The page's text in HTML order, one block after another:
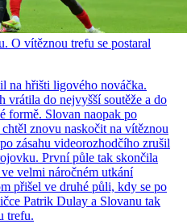
O vítěznou trefu se postaral
na hřišti ligového nováčka.
vrátila do nejvyšší soutěže a do
formě. Slovan naopak po
znovu naskočit na vítěznou
zásahu videorozhodčího zrušil
První půle tak skončila
velmi náročném utkání
přišel ve druhé půli, kdy se po
Patrik Dulay a Slovanu tak
trefu.